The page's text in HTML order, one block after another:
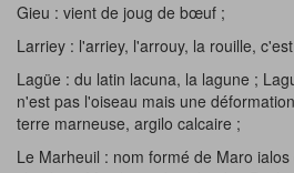
Gieu : vient de joug de bœuf ;
Larriey : l'arriey, l'arrouy, la rouille,
Lagüe : du latin lacuna, la lagune ;
n'est pas l'oiseau mais une
terre marneuse, argilo calcaire ;
Le Marheuil : nom formé de Maro